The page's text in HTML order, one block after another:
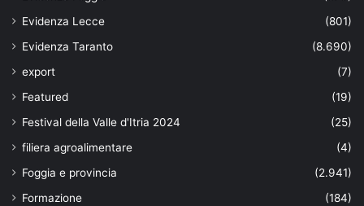
Evidenza Lecce
(801)
Evidenza Taranto
(8.690)
export
(7)
Featured
(19)
Festival della Valle d'Itria 2024
(25)
filiera agroalimentare
(4)
Foggia e provincia
(2.941)
Formazione
(184)